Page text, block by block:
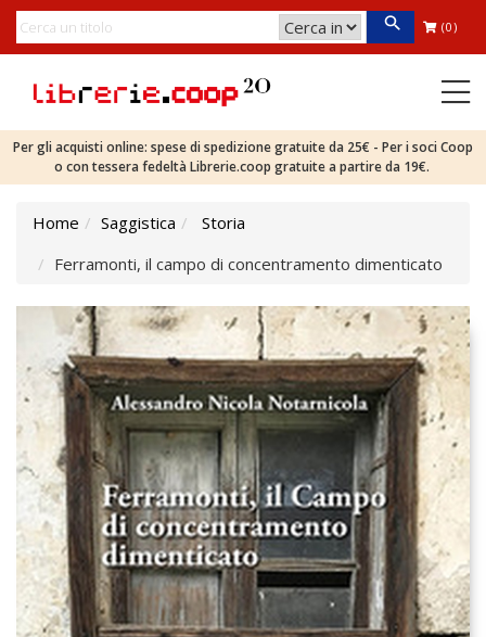
(0)
Per gli acquisti online: spese di spedizione gratuite da 25€ - Per i soci Coop
o con tessera fedeltà Librerie.coop gratuite a partire da 19€.
Home Saggistica
Storia
Ferramonti, il campo di concentramento dimenticato